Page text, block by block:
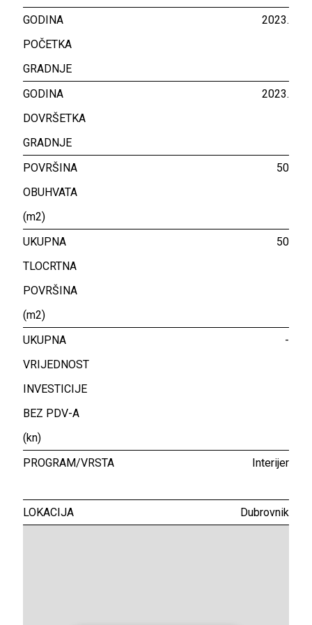
GODINA
POČETKA
GRADNJE
2023.
GODINA
DOVRŠETKA
GRADNJE
2023.
POVRŠINA
OBUHVATA
(m2)
50
UKUPNA
TLOCRTNA
POVRŠINA
(m2)
50
UKUPNA
VRIJEDNOST
INVESTICIJE
BEZ PDV-A
(kn)
-
PROGRAM/VRSTA Interijer
LOKACIJA Dubrovnik